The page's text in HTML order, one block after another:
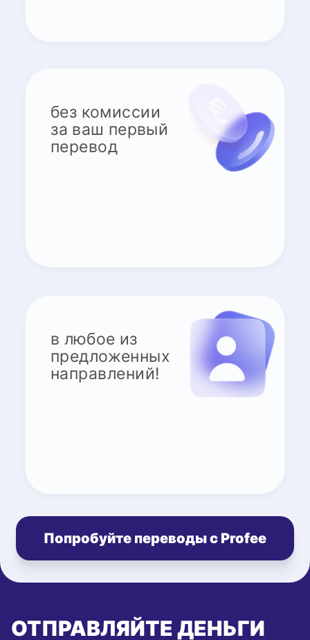
без комиссии
за ваш первый
перевод
в любое из
предложенных
направлений!
Попробуйте переводы с Profee
ОТПРАВЛЯЙТЕ ДЕНЬГИ